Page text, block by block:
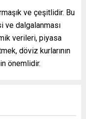
ve çeşitlidir. Bu
ve dalgalanması
verileri, piyasa
döviz kurlarının
önemlidir.